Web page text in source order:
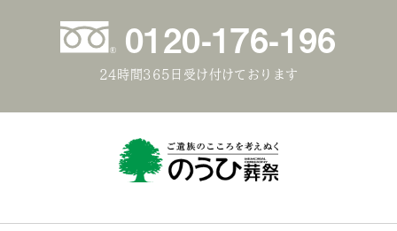
0120-176-196
24時間365日受け付けております